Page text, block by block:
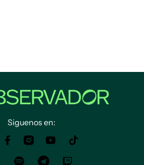
Siguenos en: